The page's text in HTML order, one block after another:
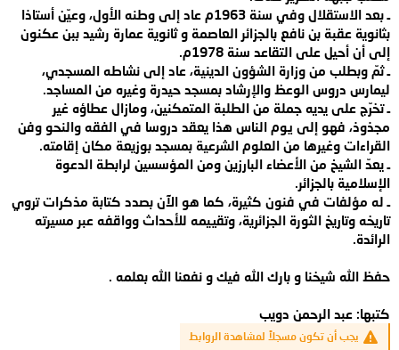
ـ بعد الاستقلال وفي سنة
م عاد إلى وطنه الأول، وعيّن أستاذا
بثانوية عقبة بن نافع بالجزائر العاصمة و ثانوية عمارة رشيد ببن عكنون
إلى أن أحيل على التقاعد سنة 1978م
.
ـ ثمّ وبطلب من وزارة الشؤون الدينية، عاد إلى نشاطه المسجدي،
ليمارس دروس الوعظ والإرشاد بمسجد حيدرة وغيره من المساجد.
ـ تخرّج على يديه جملة من الطلبة المتمكنين، ومازال عطاؤه غير
مجذوذ، فهو إلى يوم الناس هذا يعقد دروسا في الفقه والنحو وفن
القراءات وغيرها من العلوم الشرعية بمسجد بوزيعة مكان إقامته.
ـ يعدّ الشيخ من الأعضاء البارزين ومن المؤسسين لرابطة الدعوة
الإسلامية بالجزائر.
ـ له مؤلفات في فنون كثيرة، كما هو الآن بصدد كتابة مذكرات تروي
تاريخه وتاريخ الثورة الجزائرية، وتقييمه للأحداث وواقفه عبر مسيرته
الرائدة.
حفظ الله شيخنا و بارك الله فيك و نفعنا الله بعلمه .
كتبها: عبد الرحمن دويب
يجب أن تكون مسجلاً لمشاهدة الروابط